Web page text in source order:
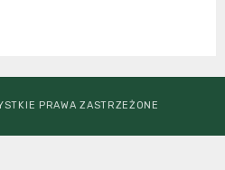
PRAWA ZASTRZEŻONE